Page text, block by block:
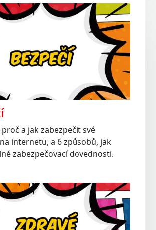
proč a jak zabezpečit své
internetu, a 6 způsobů, jak
zabezpečovací dovednosti.